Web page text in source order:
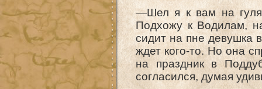
—Шел я к вам на
Подхожу к Водилам,
сидит на пне девушка
ждет кого-то. Но она
на праздник в
согласился, думая